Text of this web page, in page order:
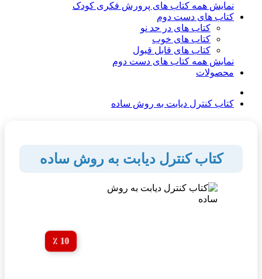
نمایش همه کتاب های پرورش فکری کودک
کتاب های دست دوم
کتاب های در حد نو
کتاب های خوب
کتاب های قابل قبول
نمایش همه کتاب های دست دوم
محصولات
کتاب کنترل دیابت به روش ساده
کتاب کنترل دیابت به روش ساده
10 ٪